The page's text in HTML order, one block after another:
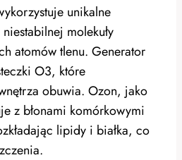
unikalne
molekuły
atomów tlenu. Generator
O3, które
obuwia. Ozon, jako
z błonami komórkowymi
lipidy i białka, co